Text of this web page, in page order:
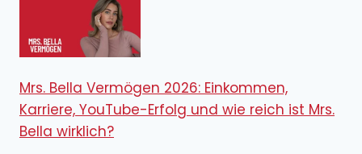
Mrs. Bella Vermögen 2026: Einkommen,
Karriere, YouTube-Erfolg und wie reich ist Mrs.
Bella wirklich?